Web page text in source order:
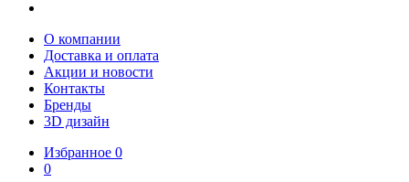
О компании
Доставка и оплата
Акции и новости
Контакты
Бренды
3D дизайн
Избранное 0
0